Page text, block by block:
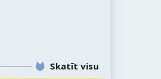
Skatīt visu